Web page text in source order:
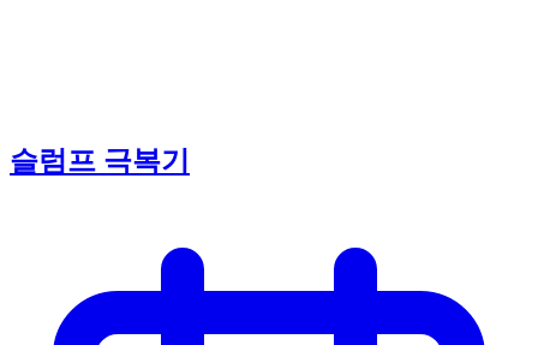
슬럼프 극복기